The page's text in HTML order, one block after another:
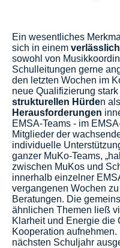
Ein wesentliches
sich in einem
sowohl von
Schulleitungen gerne
den letzten Wochen im
neue Qualifizierung
strukturellen Hürden
Herausforderungen
EMSA-Teams - im
Mitglieder der
individuelle
ganzer MuKo-Teams,
zwischen MuKos und
innerhalb einzelner
vergangenen Wochen
Beratungen. Die
ähnlichen Themen ließ
Klarheit und Energie die
Kooperation
nächsten Schuljahr